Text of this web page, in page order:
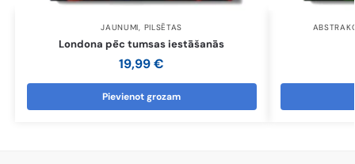
JAUNUMI, PILSĒTAS
Londona pēc tumsas iestāšanās
19,99€
Pievienot grozam